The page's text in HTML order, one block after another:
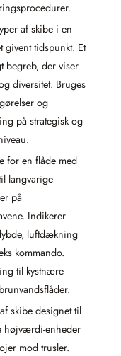
af skibe i en
givent tidspunkt. Et
begreb, der viser
diversitet. Bruges
og
på strategisk og
for en flåde med
langvarige
på
Indikerer
luftdækning
kommando.
til kystnære
skibe designet til
højværdi-enheder
mod trusler.